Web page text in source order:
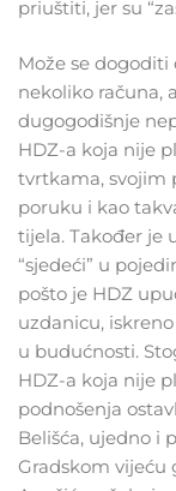
priuštiti, jer su
Može se
nekoliko računa,
dugogodišnje
HDZ-a koja nije
tvrtkama, svojim
poruku i kao
tijela. Također je
“sjedeći” u
pošto je HDZ
uzdanicu,
u budućnosti.
HDZ-a koja nije
podnošenja
Belišća, ujedno i
Gradskom vijeću